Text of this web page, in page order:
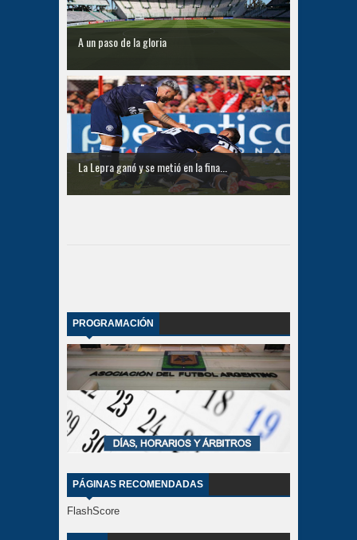
A un paso de la gloria
La Lepra ganó y se metió en la fina...
PROGRAMACIÓN
PÁGINAS RECOMENDADAS
FlashScore